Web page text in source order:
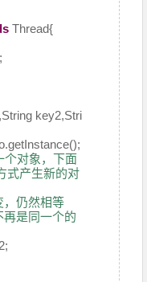
Thread{
key2,Stri
个对象，下面
式产生新的对
仍然相等
再是同一个的